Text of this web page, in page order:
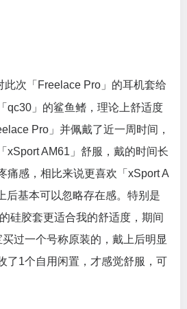
此次「Freelace Pro」的耳机套给
qc30」的鲨鱼鳍，理论上舒适度
Pro」并佩戴了近一周时间，
xSport AM61」舒服，戴的时间长
痛感，相比来说更喜欢「xSport A
后基本可以忽略存在感。特别是
硅胶套更适合我的舒适度，期间
过一个号称原装的，戴上后明显
了1个自用闲置，才感觉舒服，可